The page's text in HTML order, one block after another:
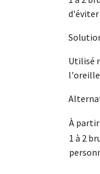
d'éviter
Utilisé
l'oreille
À partir
1 à 2